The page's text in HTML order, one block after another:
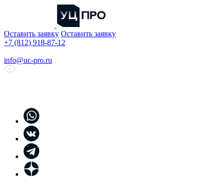
Оставить заявку Оставить заявку
+7 (812) 918-87-12
info@uc-pro.ru